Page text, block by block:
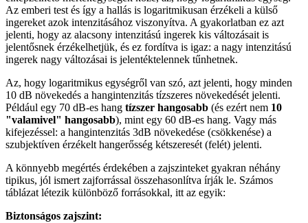
Az emberi test és így a hallás is logaritmikusan érzékeli a külső
ingereket azok intenzitásához viszonyítva. A gyakorlatban ez azt
jelenti, hogy az alacsony intenzitású ingerek kis változásait is
jelentősnek érzékelhetjük, és ez fordítva is igaz: a nagy intenzitású
ingerek nagy változásai is jelentéktelennek tűnhetnek.
Az, hogy logaritmikus egységről van szó, azt jelenti, hogy minden
10 dB növekedés a hangintenzitás tízszeres növekedését jelenti.
Például egy 70 dB-es hang tízszer hangosabb (és ezért nem 10
"valamivel" hangosabb), mint egy 60 dB-es hang. Vagy más
kifejezéssel: a hangintenzitás 3dB növekedése (csökkenése) a
szubjektíven érzékelt hangerősség kétszeresét (felét) jelenti.
A könnyebb megértés érdekében a zajszinteket gyakran néhány
tipikus, jól ismert zajforrással összehasonlítva írják le. Számos
táblázat létezik különböző forrásokkal, itt az egyik:
Biztonságos zajszint: